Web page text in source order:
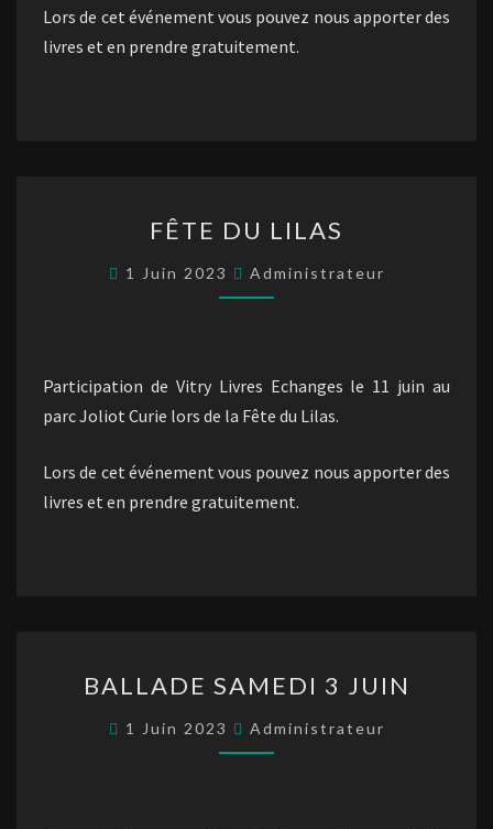
Lors de cet événement vous pouvez nous apporter des
livres et en prendre gratuitement.
DU
LILAS
FÊTE DU LILAS
1 Juin 2023 Administrateur
Participation de Vitry Livres Echanges le 11 juin au
parc Joliot Curie lors de la Fête du Lilas.
Lors de cet événement vous pouvez nous apporter des
livres et en prendre gratuitement.
SAMEDI
3
JUIN
BALLADE SAMEDI 3 JUIN
1 Juin 2023 Administrateur